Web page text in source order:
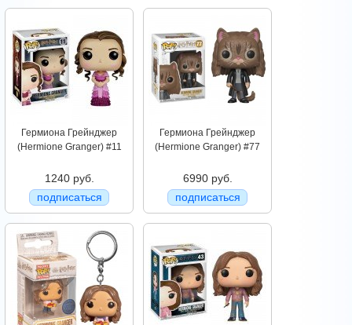
Гермиона Грейнджер
(Hermione Granger) #11
1240 руб.
подписаться
Гермиона Грейнджер
(Hermione Granger) #77
6990 руб.
подписаться